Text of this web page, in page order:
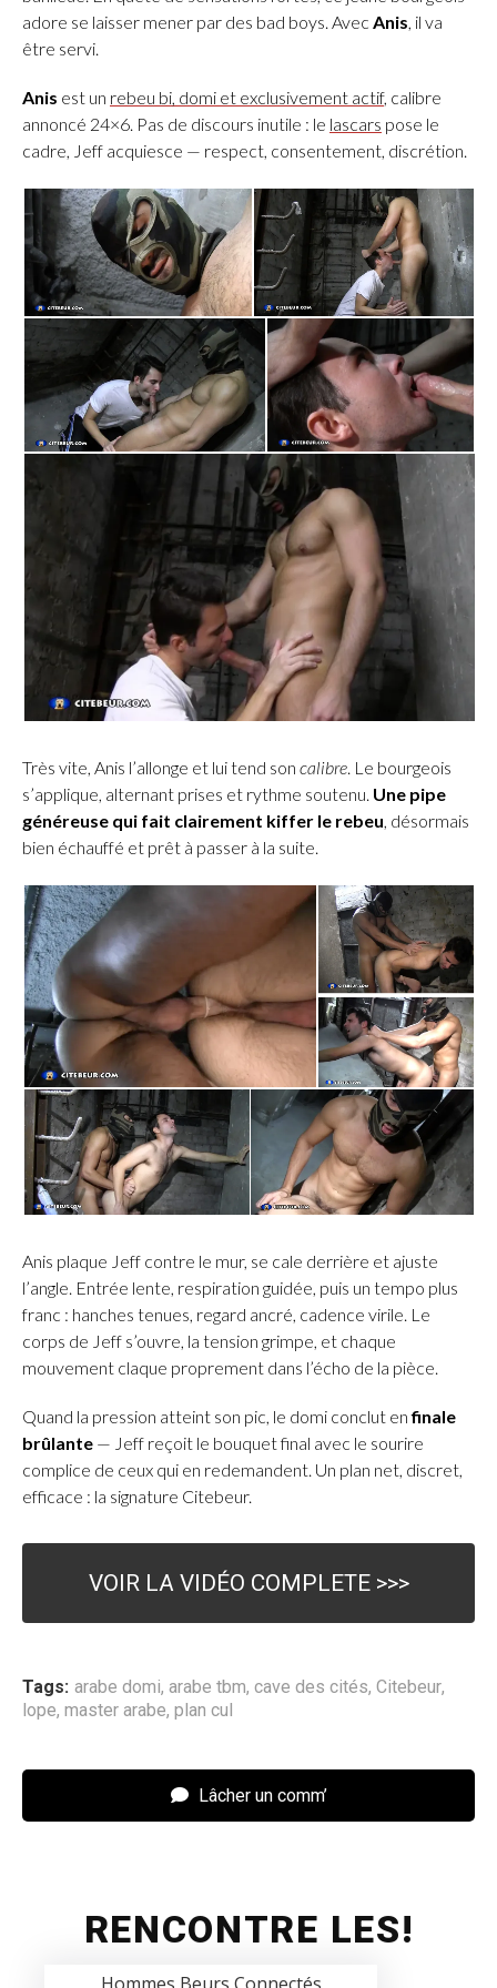
adore se laisser mener par des bad boys. Avec Anis, il va
être servi.
Anis est un rebeu bi, domi et exclusivement actif, calibre
annoncé 24×6. Pas de discours inutile : le lascars pose le
cadre, Jeff acquiesce — respect, consentement, discrétion.
Très vite, Anis l’allonge et lui tend son calibre. Le bourgeois
s’applique, alternant prises et rythme soutenu. Une pipe
généreuse qui fait clairement kiffer le rebeu, désormais
bien échauffé et prêt à passer à la suite.
Anis plaque Jeff contre le mur, se cale derrière et ajuste
l’angle. Entrée lente, respiration guidée, puis un tempo plus
franc : hanches tenues, regard ancré, cadence virile. Le
corps de Jeff s’ouvre, la tension grimpe, et chaque
mouvement claque proprement dans l’écho de la pièce.
Quand la pression atteint son pic, le domi conclut enfinale
brûlante — Jeff reçoit le bouquet final avec le sourire
complice de ceux qui en redemandent. Un plan net, discret,
efficace : la signature Citebeur.
VOIR LA VIDÉO COMPLETE >>>
Tags: arabe domi, arabe tbm, cave des cités, Citebeur,
lope, master arabe, plan cul
Lâcher un comm’
RENCONTRE LES!